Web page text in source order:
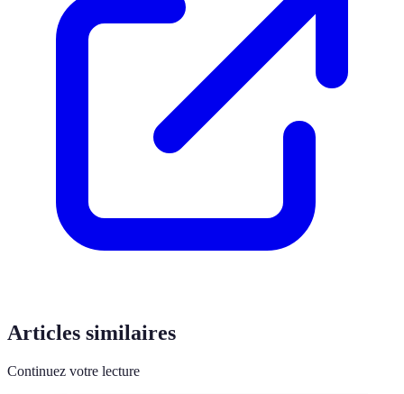
Articles similaires
Continuez votre lecture